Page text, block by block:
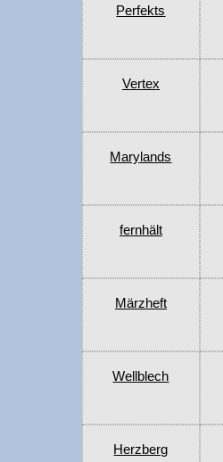
Perfekts
Vertex
Marylands
fernhält
Märzheft
Wellblech
Herzberg